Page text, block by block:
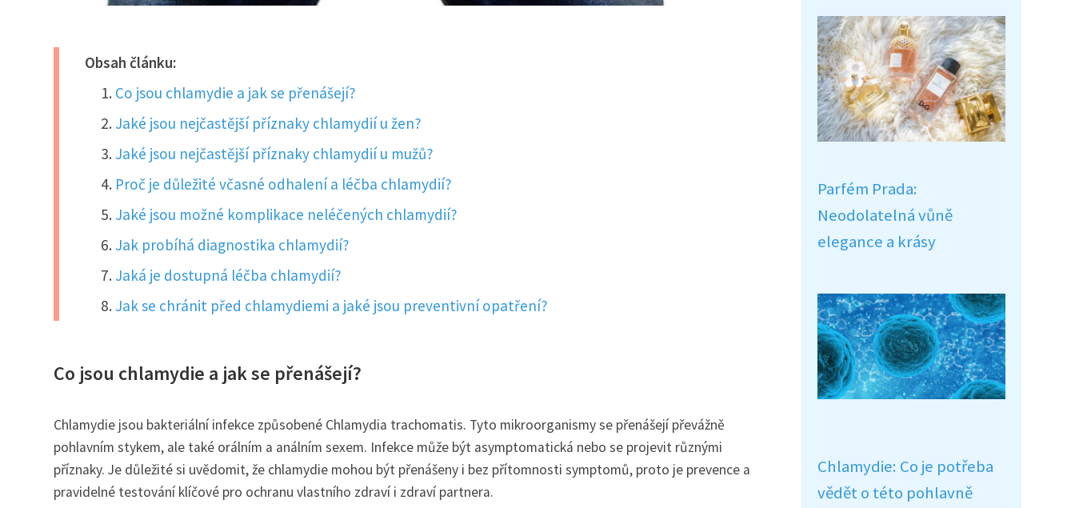
Obsah článku:
Co jsou chlamydie a jak se přenášejí?
Jaké jsou nejčastější příznaky chlamydií u žen?
Jaké jsou nejčastější příznaky chlamydií u mužů?
Proč je důležité včasné odhalení a léčba chlamydií?
Jaké jsou možné komplikace neléčených chlamydií?
Jak probíhá diagnostika chlamydií?
Jaká je dostupná léčba chlamydií?
Jak se chránit před chlamydiemi a jaké jsou preventivní opatření?
Co jsou chlamydie a jak se přenášejí?
Chlamydie jsou bakteriální infekce způsobené Chlamydia trachomatis. Tyto mikroorganismy se přenášejí převážně
pohlavním stykem, ale také orálním a análním sexem. Infekce může být asymptomatická nebo se projevit různými
příznaky. Je důležité si uvědomit, že chlamydie mohou být přenášeny i bez přítomnosti symptomů, proto je prevence a
pravidelné testování klíčové pro ochranu vlastního zdraví i zdraví partnera.
Parfém Prada:
Neodolatelná vůně
elegance a krásy
Chlamydie: Co je potřeba
vědět o této pohlavně